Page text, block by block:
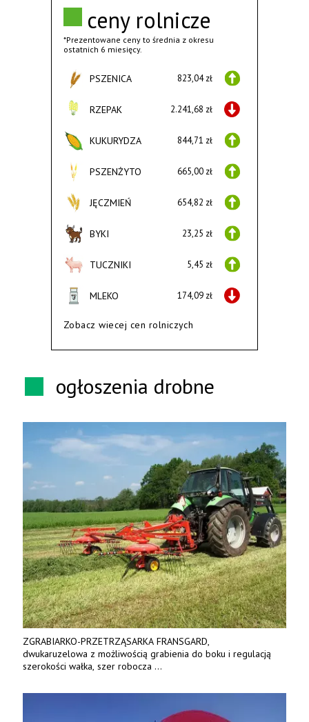
ceny rolnicze
*Prezentowane ceny to średnia z okresu
ostatnich 6 miesięcy.
PSZENICA 823,04 zł
RZEPAK 2.241,68 zł
KUKURYDZA 844,71 zł
PSZENŻYTO 665,00 zł
JĘCZMIEŃ 654,82 zł
BYKI 23,25 zł
TUCZNIKI 5,45 zł
MLEKO 174,09 zł
Zobacz wiecej cen rolniczych
ogłoszenia drobne
ZGRABIARKO-PRZETRZĄSARKA FRANSGARD,
dwukaruzelowa z możliwością grabienia do boku i regulacją
szerokości wałka, szer robocza
Tel. 606 211 056, 507 158 699.